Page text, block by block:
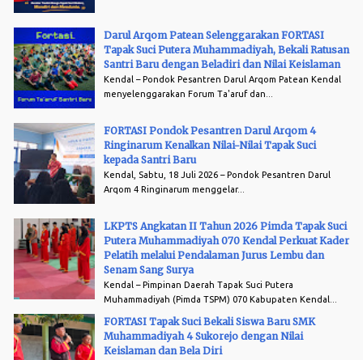
Darul Arqom Patean Selenggarakan FORTASI
Tapak Suci Putera Muhammadiyah, Bekali Ratusan
Santri Baru dengan Beladiri dan Nilai Keislaman
Kendal – Pondok Pesantren Darul Arqom Patean Kendal
menyelenggarakan Forum Ta'aruf dan...
FORTASI Pondok Pesantren Darul Arqom 4
Ringinarum Kenalkan Nilai-Nilai Tapak Suci
kepada Santri Baru
Kendal, Sabtu, 18 Juli 2026 – Pondok Pesantren Darul
Arqom 4 Ringinarum menggelar...
LKPTS Angkatan II Tahun 2026 Pimda Tapak Suci
Putera Muhammadiyah 070 Kendal Perkuat Kader
Pelatih melalui Pendalaman Jurus Lembu dan
Senam Sang Surya
Kendal – Pimpinan Daerah Tapak Suci Putera
Muhammadiyah (Pimda TSPM) 070 Kabupaten Kendal...
FORTASI Tapak Suci Bekali Siswa Baru SMK
Muhammadiyah 4 Sukorejo dengan Nilai
Keislaman dan Bela Diri